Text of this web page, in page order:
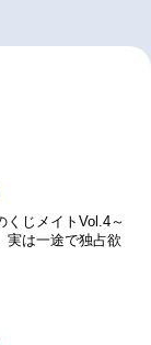
くじメイトVol.4～
実は一途で独占欲